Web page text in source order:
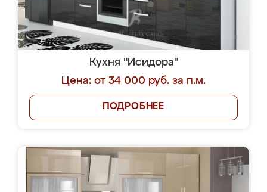
Кухня "Исидора"
Цена: от 34 000 руб. за п.м.
ПОДРОБНЕЕ